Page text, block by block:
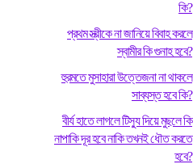
কি?
প্রথম স্ত্রীকে না জানিয়ে বিবাহ করলে
স্বামীর কি গুনাহ হবে?
হুরমতে মুসাহারা উত্তেজনা না থাকলে
সাব্যস্ত হবে কি?
বীর্য হাতে লাগলে টিস্যু দিয়ে মুছলে কি
নাপাকি দূর হবে নাকি তখনই ধৌত করতে
হবে?